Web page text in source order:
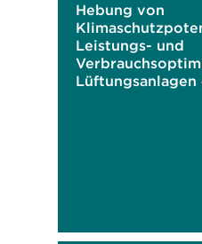
Hebung von
Leistungs- und
Lüftungsanlagen